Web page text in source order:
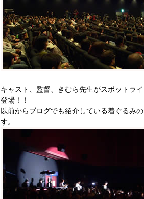
キャスト、監督、きむら先生がスポットラ
登場！！
以前からブログでも紹介している着ぐるみ
す。